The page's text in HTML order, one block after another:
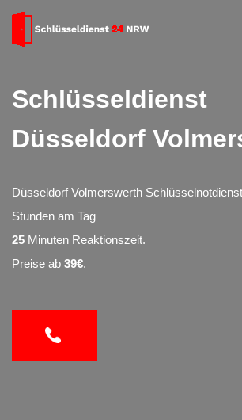
Schlüsseldienst
Düsseldorf
Düsseldorf Volmerswerth
Stunden am Tag
25 Minuten Reaktionszeit.
Preise ab 39€.